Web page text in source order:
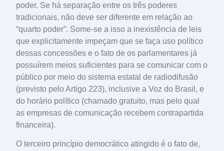
poder. Se há separação entre os três poderes
tradicionais, não deve ser diferente em relação ao
“quarto poder”. Some-se a isso a inexistência de leis
que explicitamente impeçam que se faça uso político
dessas concessões e o fato de os parlamentares já
possuírem meios suficientes para se comunicar com o
público por meio do sistema estatal de radiodifusão
(previsto pelo Artigo 223), inclusive a Voz do Brasil, e
do horário político (chamado gratuito, mas pelo qual
as empresas de comunicação recebem contrapartida
financeira).
O terceiro princípio democrático atingido é o fato de,